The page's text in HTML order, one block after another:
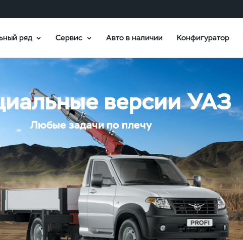
ряд Сервис Авто в наличии Конфигуратор
версии УАЗ
Любые задачи по плечу